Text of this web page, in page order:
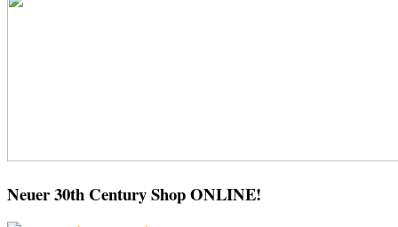
Neuer 30th Century Shop ONLINE!